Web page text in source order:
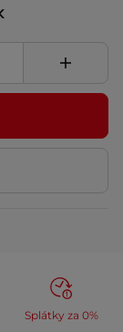
Splátky za 0%